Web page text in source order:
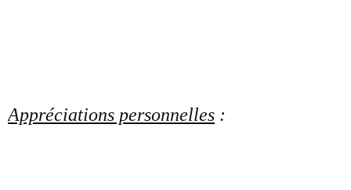
Appréciations personnelles :